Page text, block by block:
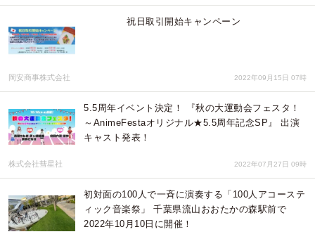
祝日取引開始キャンペーン
岡安商事株式会社 2022年09月15日 07時
5.5周年イベント決定！ 『秋の大運動会フェスタ！
～AnimeFestaオリジナル★5.5周年記念SP』 出演
キャスト発表！
株式会社彗星社 2022年07月27日 09時
初対面の100人で一斉に演奏する「100人アコーステ
ィック音楽祭」 千葉県流山おおたかの森駅前で
2022年10月10日に開催！